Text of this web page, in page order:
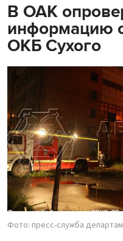
В ОАК
информацию
ОКБ Сухого
Фото: пресс-служба